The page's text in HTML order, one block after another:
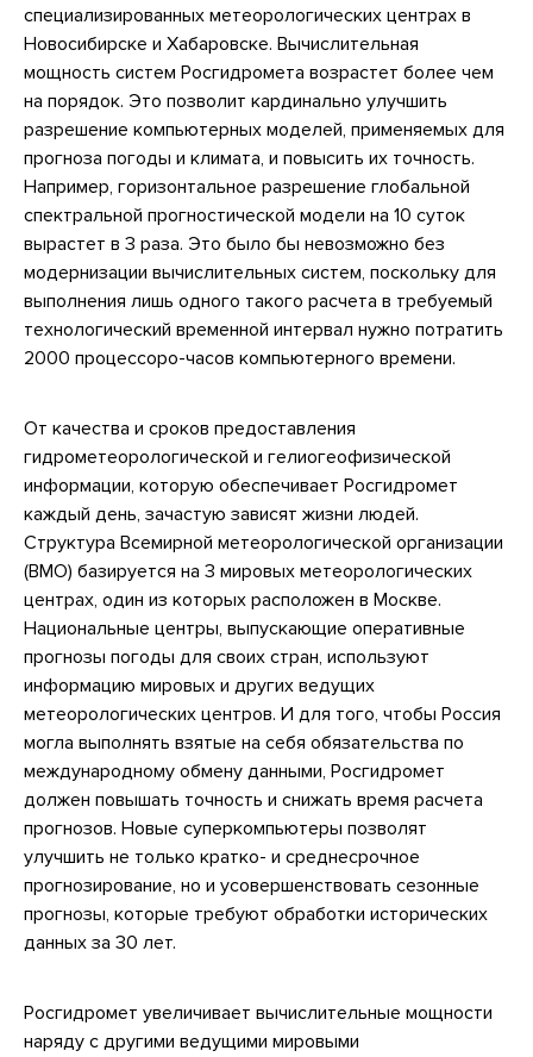
специализированных метеорологических центрах в
Новосибирске и Хабаровске. Вычислительная
мощность систем Росгидромета возрастет более чем
на порядок. Это позволит кардинально улучшить
разрешение компьютерных моделей, применяемых для
прогноза погоды и климата, и повысить их точность.
Например, горизонтальное разрешение глобальной
спектральной прогностической модели на 10 суток
вырастет в 3 раза. Это было бы невозможно без
модернизации вычислительных систем, поскольку для
выполнения лишь одного такого расчета в требуемый
технологический временной интервал нужно потратить
2000 процессоро-часов компьютерного времени.
От качества и сроков предоставления
гидрометеорологической и гелиогеофизической
информации, которую обеспечивает Росгидромет
каждый день, зачастую зависят жизни людей.
Структура Всемирной метеорологической организации
(ВМО) базируется на 3 мировых метеорологических
центрах, один из которых расположен в Москве.
Национальные центры, выпускающие оперативные
прогнозы погоды для своих стран, используют
информацию мировых и других ведущих
метеорологических центров. И для того, чтобы Россия
могла выполнять взятые на себя обязательства по
международному обмену данными, Росгидромет
должен повышать точность и снижать время расчета
прогнозов. Новые суперкомпьютеры позволят
улучшить не только кратко- и среднесрочное
прогнозирование, но и усовершенствовать сезонные
прогнозы, которые требуют обработки исторических
данных за 30 лет.
Росгидромет увеличивает вычислительные мощности
наряду с другими ведущими мировыми